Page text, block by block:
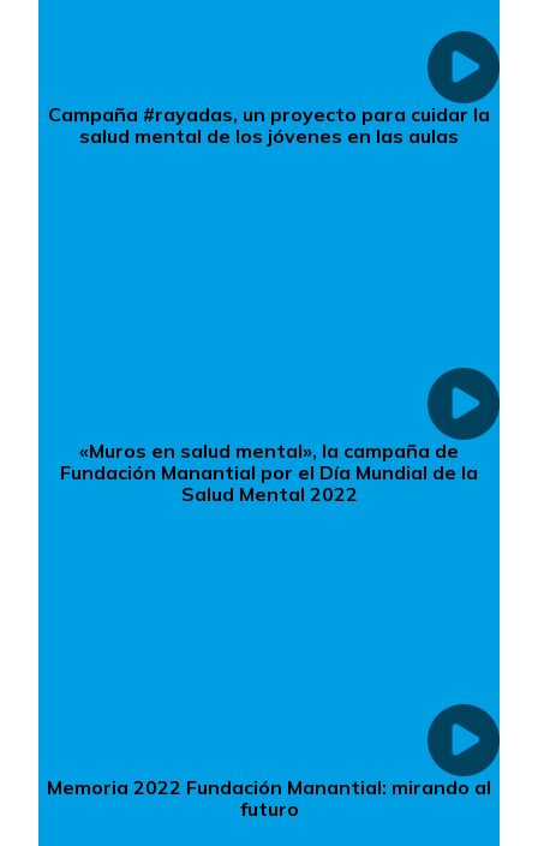
Campaña #rayadas, un proyecto para cuidar la
salud mental de los jóvenes en las aulas
«Muros en salud mental», la campaña de
Fundación Manantial por el Día Mundial de la
Salud Mental 2022
Memoria 2022 Fundación Manantial: mirando al
futuro